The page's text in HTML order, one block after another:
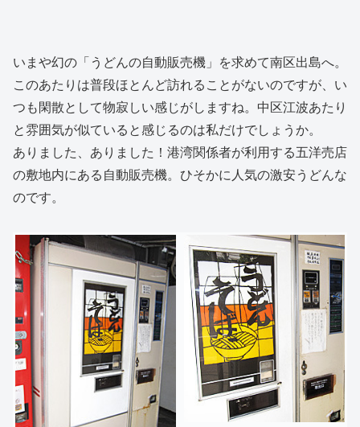
いまや幻の「うどんの自動販売機」を求めて南区出島へ。
このあたりは普段ほとんど訪れることがないのですが、い
つも閑散として物寂しい感じがしますね。中区江波あたり
と雰囲気が似ていると感じるのは私だけでしょうか。
ありました、ありました！港湾関係者が利用する五洋売店
の敷地内にある自動販売機。ひそかに人気の激安うどんな
のです。